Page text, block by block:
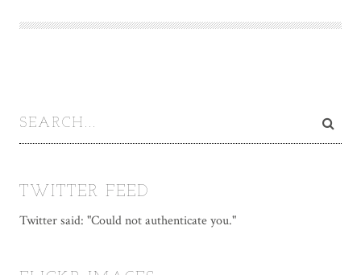
TWITTER FEED
Twitter said: "Could not authenticate you."